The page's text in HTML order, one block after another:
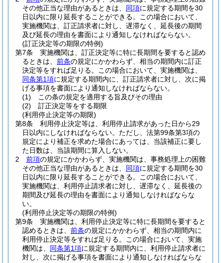
その他正当な理由があるときは、 同項に規定する期間を30
日以内に限り延長することができる。
この場合において、
実施機関は、訂正請求者に対し、遅滞なく、延長後の期間
及び延長の理由を書面により通知しなければならない。
(訂正決定等の期限の特例)
第7条
実施機関は、訂正決定等に特に長期間を要すると認め
るときは、 前条の規定にかかわらず、相当の期間内に訂正
決定等をすれば足りる。
この場合において、実施機関は、
同条第1項に規定する期間内に、訂正請求者に対し、次に掲
げる事項を書面により通知しなければならない。
(1)
この条の規定を適用する旨及びその理由
(2)
訂正決定等をする期限
(利用停止決定等の期限)
第8条
利用停止決定等は、利用停止請求があった日から29
日以内にしなければならない。 ただし、法第99条第3項の
規定により補正を求めた場合にあっては、当該補正に要し
た日数は、当該期間に算入しない。
2
前項の規定にかかわらず、実施機関は、事務処理上の困難
その他正当な理由があるときは、 同項に規定する期間を30
日以内に限り延長することができる。
この場合において、
実施機関は、利用停止請求者に対し、遅滞なく、延長後の
期間及び延長の理由を書面により通知しなければならな
い。
(利用停止決定等の期限の特例)
第9条
実施機関は、利用停止決定等に特に長期間を要すると
認めるときは、 前条の規定にかかわらず、相当の期間内に
利用停止決定等をすれば足りる。
この場合において、実施
機関は、 同条第1項に規定する期間内に、利用停止請求者に
対し、次に掲げる事項を書面により通知しなければならな